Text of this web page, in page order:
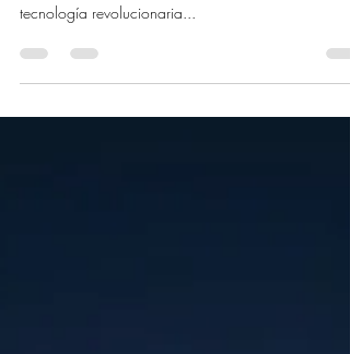
"Bienvenidos al Internet de las Cosas" En la
el Internet de las Cosas (IoT) se ha convertido en una